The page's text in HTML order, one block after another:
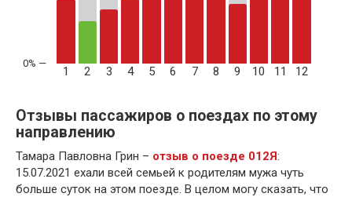
1 2 3 4 5 6 7 8 9 10 11 12
Отзывы пассажиров о поездах по этому
направлению
Тамара Павловна Грин – отзыв о поезде 012Я:
15.07.2021 ехали всей семьей к родителям мужа чуть
больше суток на этом поезде. В целом могу сказать, что